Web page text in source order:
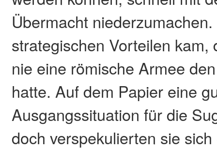
Übermacht
strategischen Vorteilen kam,
nie eine römische Armee
hatte. Auf dem Papier eine
Ausgangssituation für die
doch verspekulierten sie